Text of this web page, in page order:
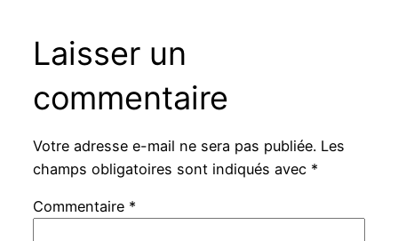
Laisser un
commentaire
Votre adresse e-mail ne sera pas publiée. Les
champs obligatoires sont indiqués avec *
Commentaire *